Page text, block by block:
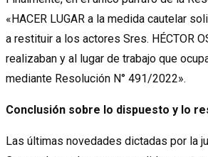
«HACER LUGAR a la medida cautelar
a restituir a los actores Sres. HÉCTOR
realizaban y al lugar de trabajo que
mediante Resolución N° 491/2022».
Conclusión sobre lo dispuesto y lo
Las últimas novedades dictadas por la